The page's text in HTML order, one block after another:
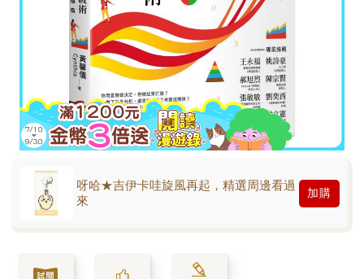
呀哈★吉伊卡哇旋風再起，精選周邊看過
來
加購